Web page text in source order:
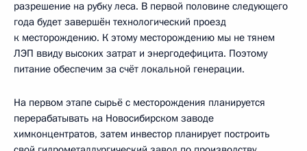
разрешение на рубку леса. В первой половине следующего
года будет завершён технологический проезд
к месторождению. К этому месторождению мы не тянем
ЛЭП ввиду высоких затрат и энергодефицита. Поэтому
питание обеспечим за счёт локальной генерации.
На первом этапе сырьё с месторождения планируется
перерабатывать на Новосибирском заводе
химконцентратов, затем инвестор планирует построить